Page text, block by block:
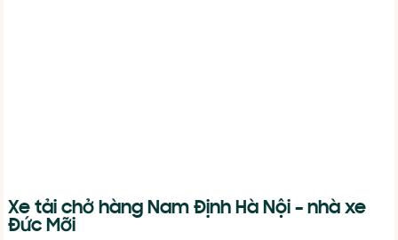
Xe tải chở hàng Nam Định Hà Nội – nhà xe
Đức Mỡi